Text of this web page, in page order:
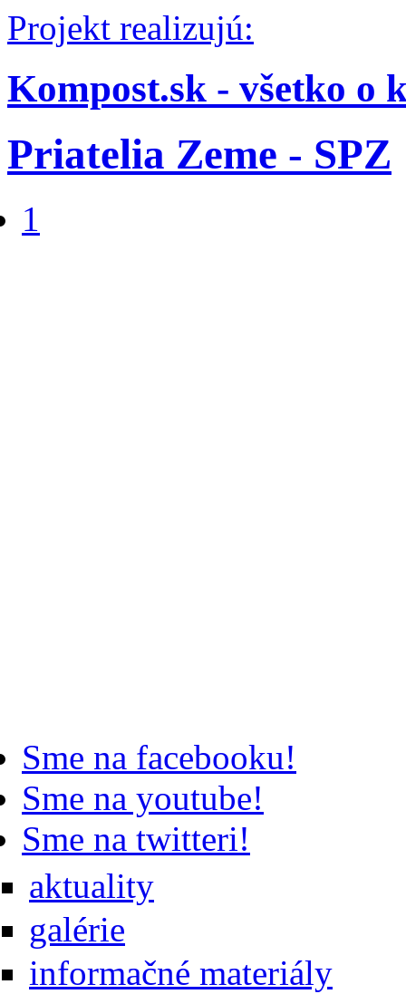
Projekt realizujú:
Kompost.sk - všetko o
Priatelia Zeme - SPZ
1
Sme na facebooku!
Sme na youtube!
Sme na twitteri!
aktuality
galérie
informačné materiály